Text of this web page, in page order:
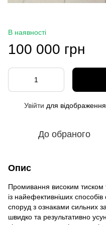
В наявності
100 000 грн
Увійти для
До обраного
Опис
Промивання високим тиском
із найефективніших
споруд з ознаками сильних
швидко та результативно